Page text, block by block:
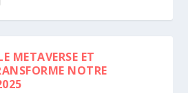
METAVERSE ET
NOTRE